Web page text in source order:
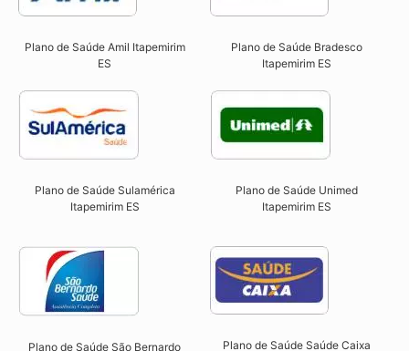
Plano de Saúde Amil Itapemirim
ES
Plano de Saúde Bradesco
Itapemirim ES
Plano de Saúde Sulamérica
Itapemirim ES
Plano de Saúde Unimed
Itapemirim ES
Plano de Saúde São Bernardo Plano de Saúde Saúde Caixa